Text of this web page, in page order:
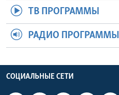
ТВ ПРОГРАММЫ
РАДИО ПРОГРАММЫ
СОЦИАЛЬНЫЕ СЕТИ